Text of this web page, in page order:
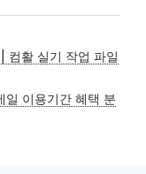
컴활 실기 작업 파일
일 이용기간 혜택 분